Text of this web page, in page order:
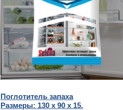
Поглотитель запаха
Размеры: 130 x 90 х 15.